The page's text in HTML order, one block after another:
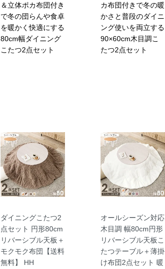
＆立体ポカ布団付き
で冬の団らんや食卓
を暖かく快適にする
80cm幅ダイニング
こたつ2点セット
カ布団付きで冬の暖
かさと普段のダイニ
ング使いを両立する
90×60cm木目調こ
たつ2点セット
ダイニングこたつ2
点セット 円形80cm
リバーシブル天板＋
モクモク布団【送料
無料】 HH
オールシーズン対応
木目調 幅80cm円形
リバーシブル天板こ
たつテーブル＋薄掛
け布団2点セット 暖